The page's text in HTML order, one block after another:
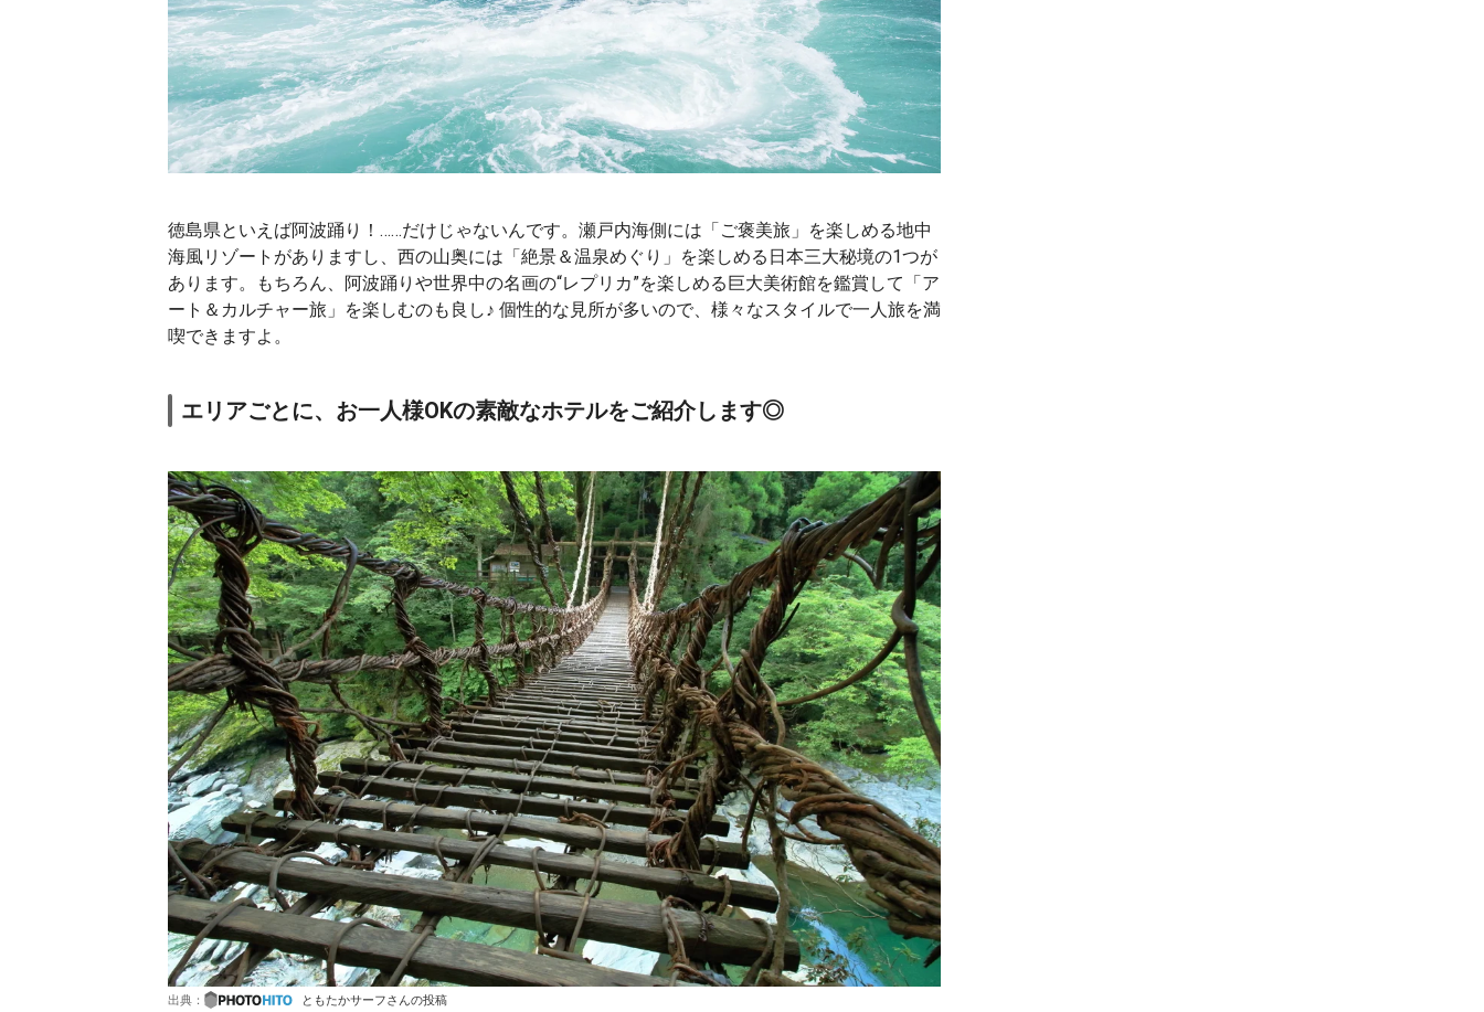
徳島県といえば阿波踊り！……だけじゃないんです。瀬戸内海側には「ご褒美旅」を楽しめる地中
海風リゾートがありますし、西の山奥には「絶景＆温泉めぐり」を楽しめる日本三大秘境の1つが
あります。もちろん、阿波踊りや世界中の名画の“レプリカ”を楽しめる巨大美術館を鑑賞して「ア
ート＆カルチャー旅」を楽しむのも良し♪ 個性的な見所が多いので、様々なスタイルで一人旅を満
喫できますよ。
エリアごとに、お一人様OKの素敵なホテルをご紹介します◎
出典： ともたかサーフさんの投稿